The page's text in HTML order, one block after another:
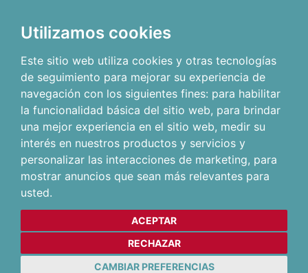
Utilizamos cookies
Este sitio web utiliza cookies y otras tecnologías
de seguimiento para mejorar su experiencia de
navegación con los siguientes fines: para habilitar
la funcionalidad básica del sitio web, para brindar
una mejor experiencia en el sitio web, medir su
interés en nuestros productos y servicios y
personalizar las interacciones de marketing, para
mostrar anuncios que sean más relevantes para
usted.
ACEPTAR
RECHAZAR
CAMBIAR PREFERENCIAS